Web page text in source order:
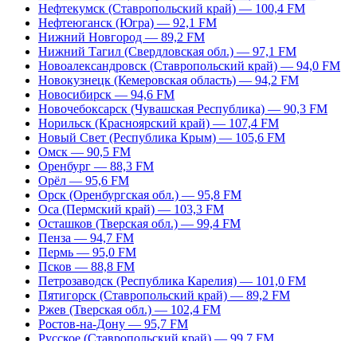
Нефтекумск (Ставропольский край) — 100,4 FM
Нефтеюганск (Югра) — 92,1 FM
Нижний Новгород — 89,2 FM
Нижний Тагил (Свердловская обл.) — 97,1 FM
Новоалександровск (Ставропольский край) — 94,0 FM
Новокузнецк (Кемеровская область) — 94,2 FM
Новосибирск — 94,6 FM
Новочебоксарск (Чувашская Республика) — 90,3 FM
Норильск (Красноярский край) — 107,4 FM
Новый Свет (Республика Крым) — 105,6 FM
Омск — 90,5 FM
Оренбург — 88,3 FM
Орёл — 95,6 FM
Орск (Оренбургская обл.) — 95,8 FM
Оса (Пермский край) — 103,3 FM
Осташков (Тверская обл.) — 99,4 FM
Пенза — 94,7 FM
Пермь — 95,0 FM
Псков — 88,8 FM
Петрозаводск (Республика Карелия) — 101,0 FM
Пятигорск (Ставропольский край) — 89,2 FM
Ржев (Тверская обл.) — 102,4 FM
Ростов-на-Дону — 95,7 FM
Русское (Ставропольский край) — 99,7 FM